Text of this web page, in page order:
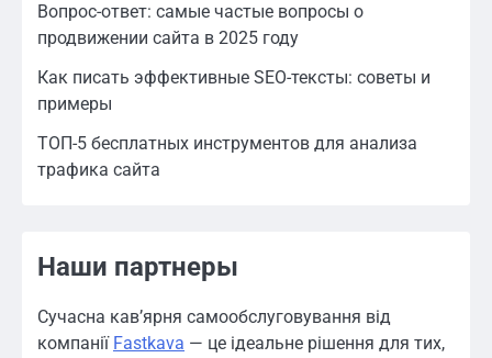
Вопрос-ответ: самые частые вопросы о
продвижении сайта в 2025 году
Как писать эффективные SEO-тексты: советы и
примеры
ТОП-5 бесплатных инструментов для анализа
трафика сайта
Наши партнеры
Сучасна кав’ярня самообслуговування від
компанії Fastkava — це ідеальне рішення для тих,